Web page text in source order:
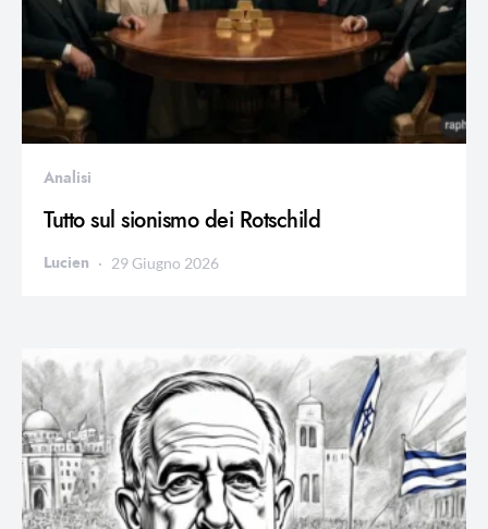
Analisi
Tutto sul sionismo dei Rotschild
Lucien 29 Giugno 2026